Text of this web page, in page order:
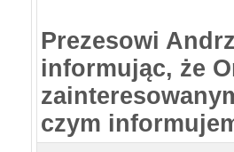
Prezesowi
informując, że
czym